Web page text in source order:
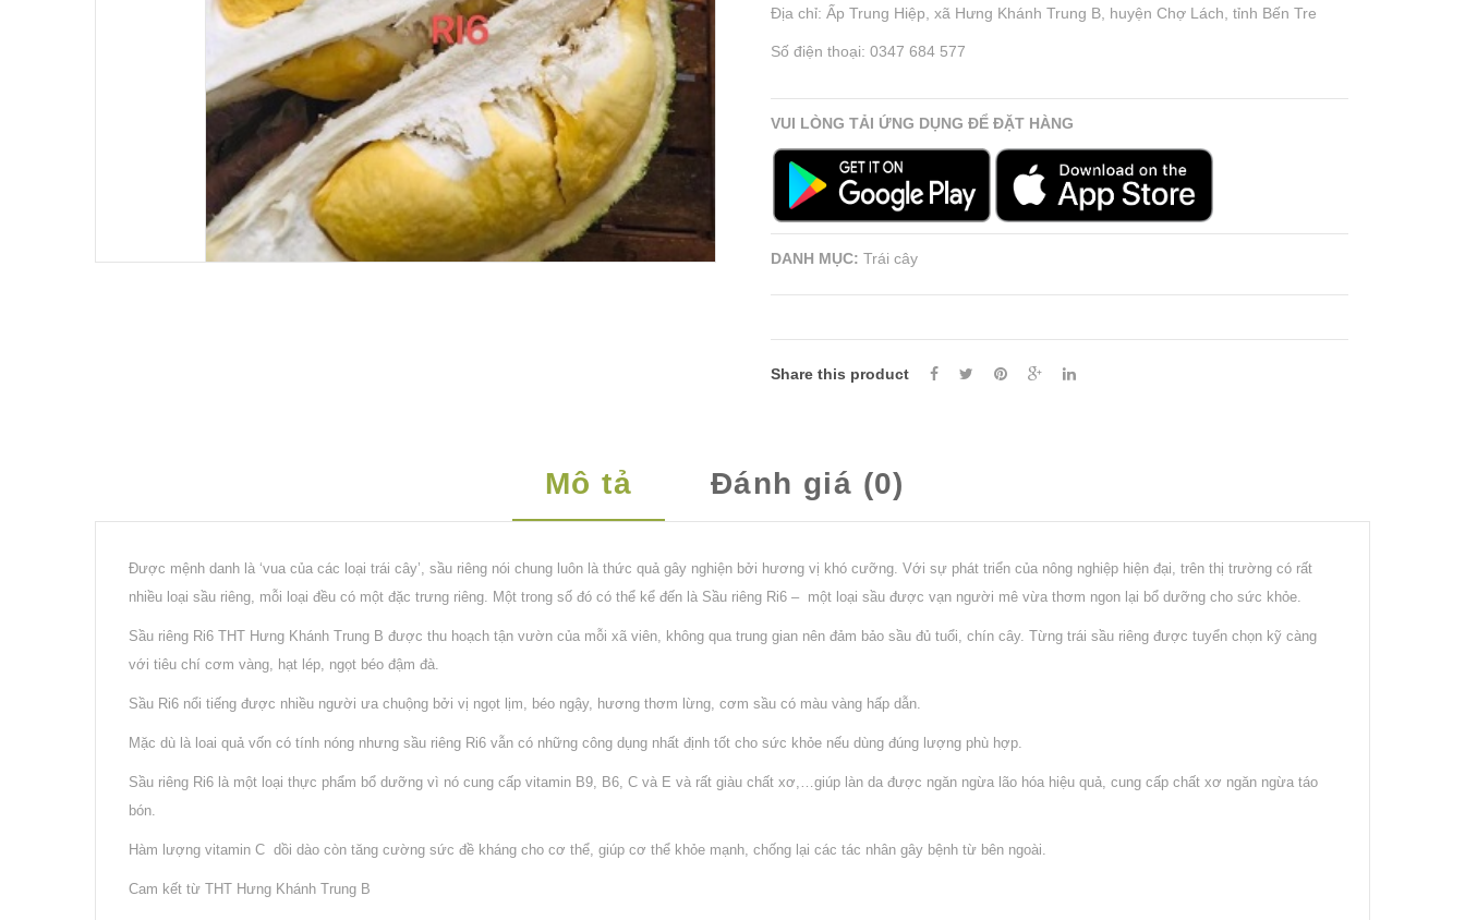
Địa chỉ: Ấp Trung Hiệp, xã Hưng Khánh Trung B, huyện Chợ Lách, tỉnh Bến Tre
Số điện thoại: 0347 684 577
VUI LÒNG TẢI ỨNG DỤNG ĐỂ ĐẶT HÀNG
DANH MỤC: Trái cây
Share this product
Mô tả Đánh giá (0)
Được mệnh danh là ‘vua của các loại trái cây’, sầu riêng nói chung luôn là thức quả gây nghiện bởi hương vị khó cưỡng. Với sự phát triển của nông nghiệp hiện đại, trên thị trường có rất
nhiều loại sầu riêng, mỗi loại đều có một đặc trưng riêng. Một trong số đó có thể kể đến là Sầu riêng Ri6 – một loại sầu được vạn người mê vừa thơm ngon lại bổ dưỡng cho sức khỏe.
Sầu riêng Ri6 THT Hưng Khánh Trung B được thu hoạch tận vườn của mỗi xã viên, không qua trung gian nên đảm bảo sầu đủ tuổi, chín cây. Từng trái sầu riêng được tuyển chọn kỹ càng
với tiêu chí cơm vàng, hạt lép, ngọt béo đậm đà.
Sầu Ri6 nổi tiếng được nhiều người ưa chuộng bởi vị ngọt lịm, béo ngậy, hương thơm lừng, cơm sầu có màu vàng hấp dẫn.
Mặc dù là loai quả vốn có tính nóng nhưng sầu riêng Ri6 vẫn có những công dụng nhất định tốt cho sức khỏe nếu dùng đúng lượng phù hợp.
Sầu riêng Ri6 là một loại thực phẩm bổ dưỡng vì nó cung cấp vitamin B9, B6, C và E và rất giàu chất xơ,…giúp làn da được ngăn ngừa lão hóa hiệu quả, cung cấp chất xơ ngăn ngừa táo
bón.
Hàm lượng vitamin C dồi dào còn tăng cường sức đề kháng cho cơ thể, giúp cơ thể khỏe mạnh, chống lại các tác nhân gây bệnh từ bên ngoài.
Cam kết từ THT Hưng Khánh Trung B